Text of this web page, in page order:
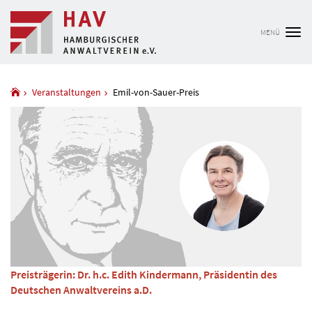
MENÜ
Veranstaltungen Emil-von-Sauer-Preis
Preisträgerin: Dr. h.c. Edith Kindermann, Präsidentin des
Deutschen Anwaltvereins a.D.